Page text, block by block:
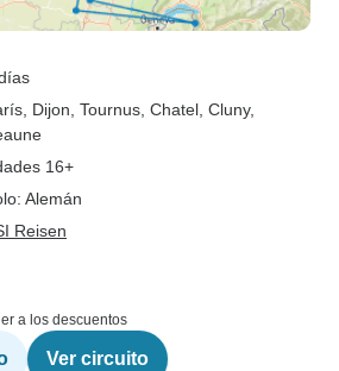
, Dijon , Tournus , Chatel , Cluny,
16+
Alemán
Reisen
a los descuentos
Ver circuito